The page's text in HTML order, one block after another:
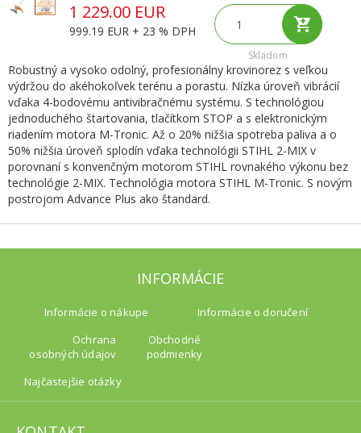
1 229.00 EUR
999.19 EUR + 23 % DPH
Skladom
Robustný a vysoko odolný, profesionálny krovinorez s veľkou
výdržou do akéhokoľvek terénu a porastu. Nízka úroveň vibrácií
vďaka 4-bodovému antivibračnému systému. S technológiou
jednoduchého štartovania, tlačítkom STOP a s elektronickým
riadením motora M-Tronic. Až o 20% nižšia spotreba paliva a o
50% nižšia úroveň splodín vďaka technológii STIHL 2-MIX v
porovnaní s konvenčným motorom STIHL rovnakého výkonu bez
technológie 2-MIX. Technológia motora STIHL M-Tronic. S novým
postrojom Advance Plus ako štandard.
INFORMÁCIE
Informácie o nákupe
Informácie o doručení
Ochrana
osobných údajov
Obchodné
podmienky
Najčastejšie otázky